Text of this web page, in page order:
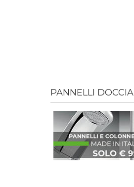
PANNELLI DOCCIA